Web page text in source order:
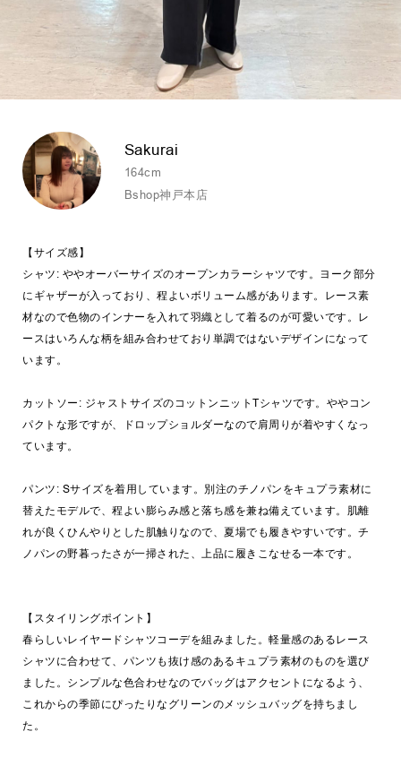
Sakurai
164cm
Bshop神戸本店
【サイズ感】
シャツ: ややオーバーサイズのオープンカラーシャツです。ヨーク部分
にギャザーが入っており、程よいボリューム感があります。レース素
材なので色物のインナーを入れて羽織として着るのが可愛いです。レ
ースはいろんな柄を組み合わせており単調ではないデザインになって
います。
カットソー: ジャストサイズのコットンニットTシャツです。ややコン
パクトな形ですが、ドロップショルダーなので肩周りが着やすくなっ
ています。
パンツ: Sサイズを着用しています。別注のチノパンをキュプラ素材に
替えたモデルで、程よい膨らみ感と落ち感を兼ね備えています。肌離
れが良くひんやりとした肌触りなので、夏場でも履きやすいです。チ
ノパンの野暮ったさが一掃された、上品に履きこなせる一本です。
【スタイリングポイント】
春らしいレイヤードシャツコーデを組みました。軽量感のあるレース
シャツに合わせて、パンツも抜け感のあるキュプラ素材のものを選び
ました。シンプルな色合わせなのでバッグはアクセントになるよう、
これからの季節にぴったりなグリーンのメッシュバッグを持ちまし
た。